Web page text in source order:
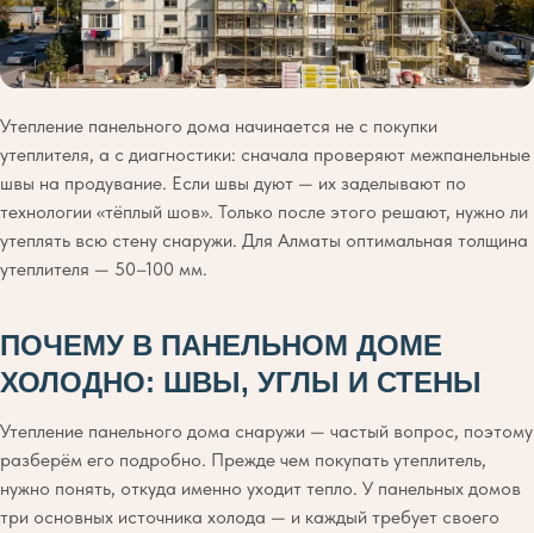
Утепление панельного дома начинается не с покупки
утеплителя, а с диагностики: сначала проверяют межпанельные
швы на продувание. Если швы дуют — их заделывают по
технологии «тёплый шов». Только после этого решают, нужно ли
утеплять всю стену снаружи. Для Алматы оптимальная толщина
утеплителя — 50–100 мм.
ПОЧЕМУ В ПАНЕЛЬНОМ ДОМЕ
ХОЛОДНО: ШВЫ, УГЛЫ И СТЕНЫ
Утепление панельного дома снаружи — частый вопрос, поэтому
разберём его подробно. Прежде чем покупать утеплитель,
нужно понять, откуда именно уходит тепло. У панельных домов
три основных источника холода — и каждый требует своего